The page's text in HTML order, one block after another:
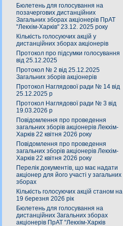
Бюлетень для голосування на
позачергових дистанційних
Загальних зборах акціонерів ПрАТ
"Лекхім-Харків" 23.12. 2025 року
Кількість голосуючих акцій у
дистанційних зборах акціонерів
Протокол про підсумки голосування
від 25.12.2025
Протокол № 2 від 25.12.2025
Загальних зборів акціонерів
Протокол Наглядової ради № 14 від
25.12.2025 р
Протокол Наглядової ради № 3 від
19.03.2026 р
Повідомлення про проведення
загальних зборів акціонерів Лекхім-
Харків 22 квітня 2026 року
Повідомлення про проведення
загальних зборів акціонерів Лекхім-
Харків 22 квітня 2026 року
Перелік документів, що має надати
акціонер для його участі у загальних
зборах
Кількість голосуючих акцій станом на
19 березня 2026 рік
Бюлетень для голосування на
дистанційних Загальних зборах
акціонерів ПрАТ "Лекхім-Харків